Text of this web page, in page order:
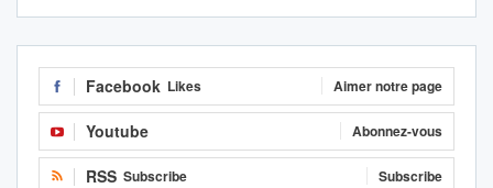
Facebook Likes Aimer notre page
Youtube Abonnez-vous
RSS Subscribe Subscribe